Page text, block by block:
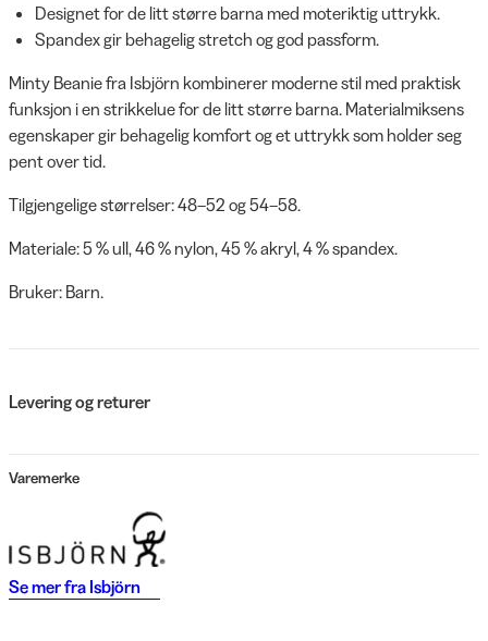
Designet for de litt større barna med moteriktig uttrykk.
Spandex gir behagelig stretch og god passform.
Minty Beanie fra Isbjörn kombinerer moderne stil med praktisk
funksjon i en strikkelue for de litt større barna. Materialmiksens
egenskaper gir behagelig komfort og et uttrykk som holder seg
pent over tid.
Tilgjengelige størrelser: 48–52 og 54–58.
Materiale: 5 % ull, 46 % nylon, 45 % akryl, 4 % spandex.
Bruker: Barn.
Levering og returer
Varemerke
Se mer fra Isbjörn